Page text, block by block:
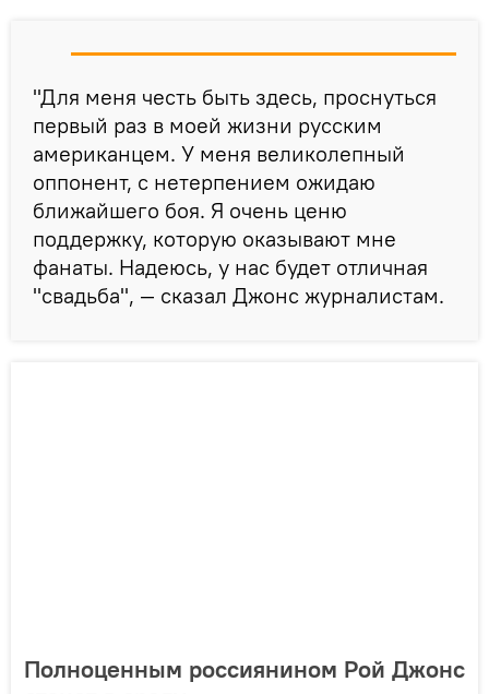
"Для меня честь быть здесь, проснуться
первый раз в моей жизни русским
американцем. У меня великолепный
оппонент, с нетерпением ожидаю
ближайшего боя. Я очень ценю
поддержку, которую оказывают мне
фанаты. Надеюсь, у нас будет отличная
"свадьба", — сказал Джонс журналистам.
Полноценным россиянином Рой Джонс